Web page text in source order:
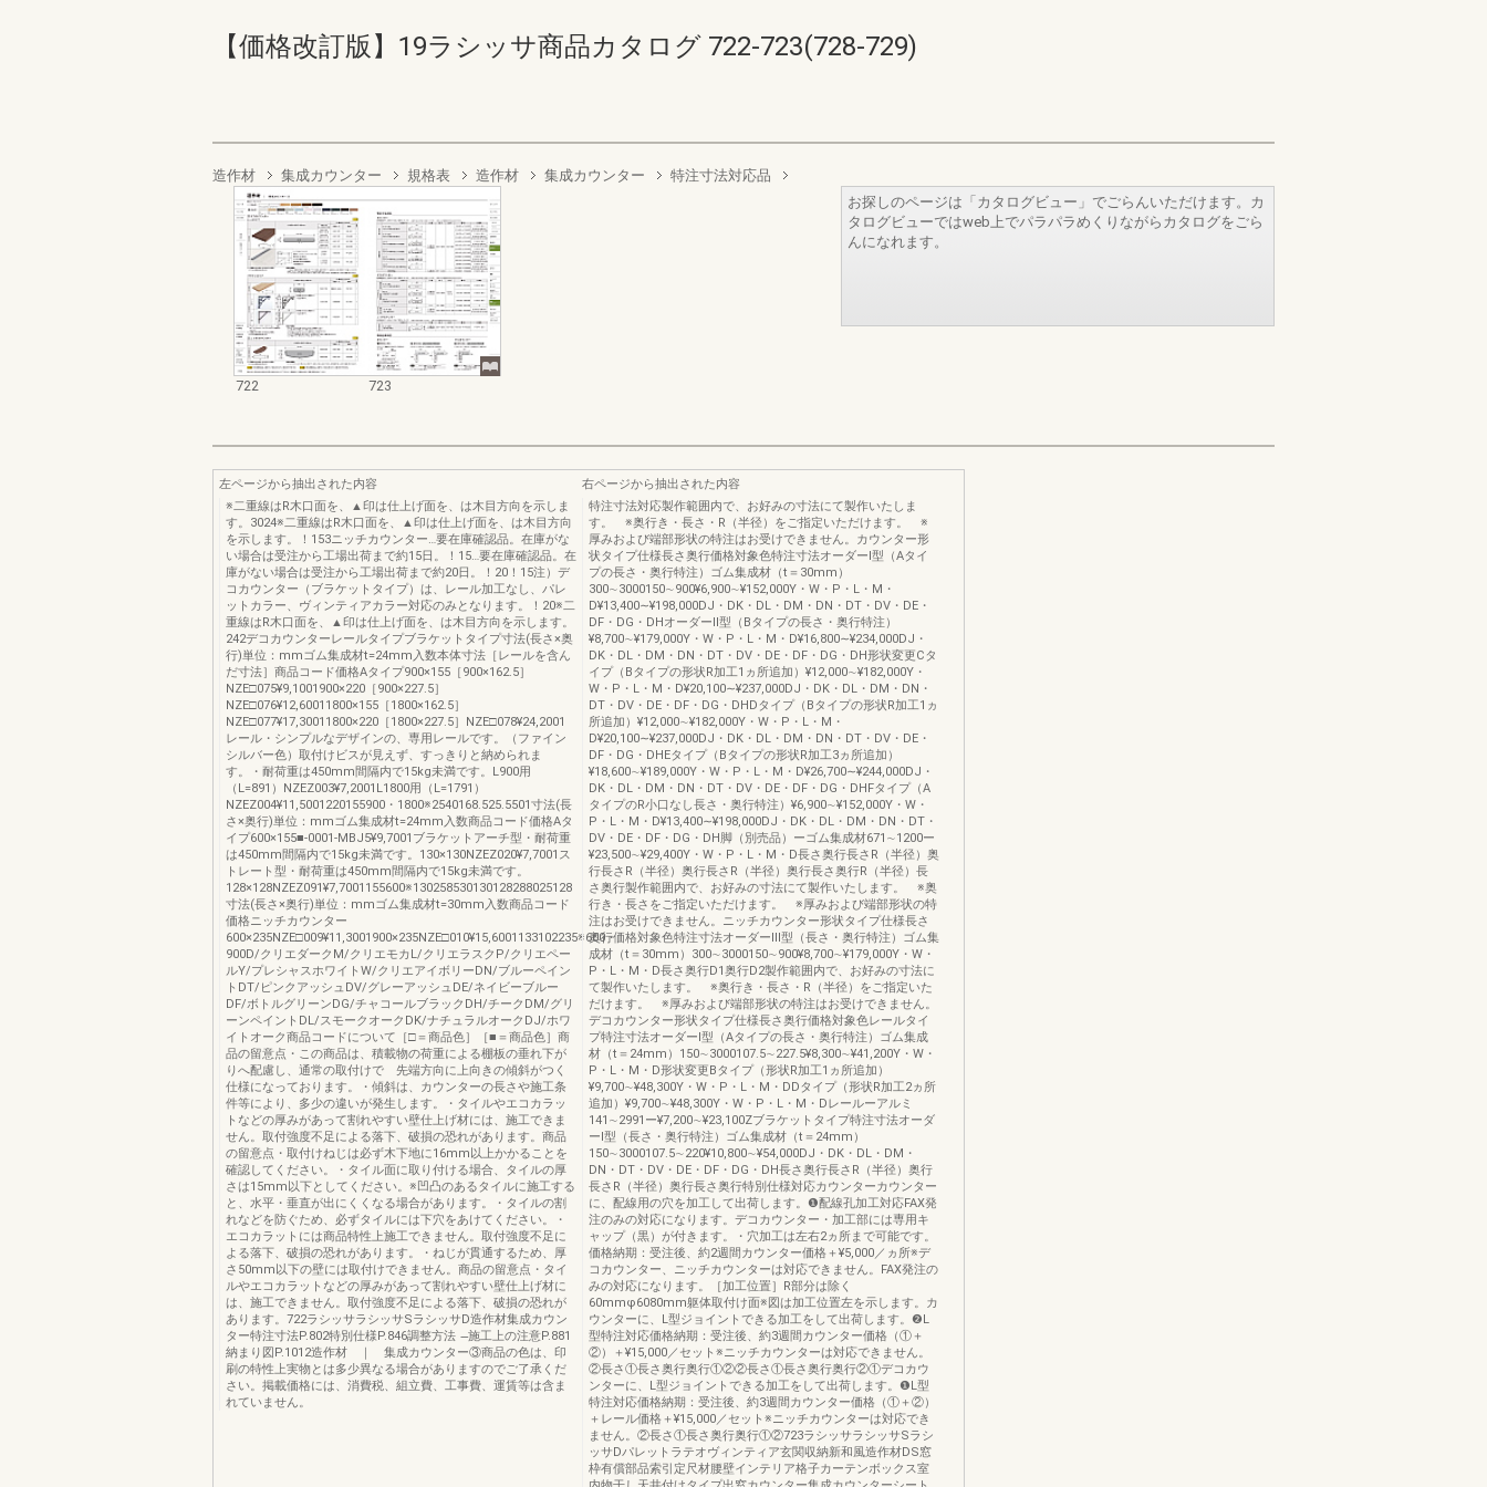
【価格改訂版】19ラシッサ商品カタログ 722-723(728-729)
造作材 集成カウンター 規格表 造作材 集成カウンター 特注寸法対応品
722 723
お探しのページは「カタログビュー」でごらんいただけます。カ
タログビューではweb上でパラパラめくりながらカタログをごら
んになれます。
左ページから抽出された内容
※二重線はR木口面を、▲印は仕上げ面を、は木目方向を示しま
す。3024※二重線はR木口面を、▲印は仕上げ面を、は木目方向
を示します。！153ニッチカウンター…要在庫確認品。在庫がな
い場合は受注から工場出荷まで約15日。！15…要在庫確認品。在
庫がない場合は受注から工場出荷まで約20日。！20！15注）デ
コカウンター（ブラケットタイプ）は、レール加工なし、パレ
ットカラー、ヴィンティアカラー対応のみとなります。！20※二
重線はR木口面を、▲印は仕上げ面を、は木目方向を示します。
242デコカウンターレールタイプブラケットタイプ寸法(長さ×奥
行)単位：mmゴム集成材t=24mm入数本体寸法［レールを含ん
だ寸法］商品コード価格Aタイプ900×155［900×162.5］
NZE□075¥9,1001900×220［900×227.5］
NZE□076¥12,60011800×155［1800×162.5］
NZE□077¥17,30011800×220［1800×227.5］NZE□078¥24,2001
レール・シンプルなデザインの、専用レールです。（ファイン
シルバー色）取付けビスが見えず、すっきりと納められま
す。・耐荷重は450mm間隔内で15kg未満です。L900用
（L=891）NZEZ003¥7,2001L1800用（L=1791）
NZEZ004¥11,5001220155900・1800※2540168.525.5501寸法(長
さ×奥行)単位：mmゴム集成材t=24mm入数商品コード価格Aタ
イプ600×155■-0001-MBJ5¥9,7001ブラケットアーチ型・耐荷重
は450mm間隔内で15kg未満です。130×130NZEZ020¥7,7001ス
トレート型・耐荷重は450mm間隔内で15kg未満です。
128×128NZEZ091¥7,7001155600※130258530130128288025128
寸法(長さ×奥行)単位：mmゴム集成材t=30mm入数商品コード
価格ニッチカウンター
600×235NZE□009¥11,3001900×235NZE□010¥15,6001133102235※600・
900D/クリエダークM/クリエモカL/クリエラスクP/クリエペー
ルY/プレシャスホワイトW/クリエアイボリーDN/ブルーペイン
トDT/ピンクアッシュDV/グレーアッシュDE/ネイビーブルー
DF/ボトルグリーンDG/チャコールブラックDH/チークDM/グリ
ーンペイントDL/スモークオークDK/ナチュラルオークDJ/ホワ
イトオーク商品コードについて［□＝商品色］［■＝商品色］商
品の留意点・この商品は、積載物の荷重による棚板の垂れ下が
りへ配慮し、通常の取付けで 先端方向に上向きの傾斜がつく
仕様になっております。・傾斜は、カウンターの長さや施工条
件等により、多少の違いが発生します。・タイルやエコカラッ
トなどの厚みがあって割れやすい壁仕上げ材には、施工できま
せん。取付強度不足による落下、破損の恐れがあります。商品
の留意点・取付けねじは必ず木下地に16mm以上かかることを
確認してください。・タイル面に取り付ける場合、タイルの厚
さは15mm以下としてください。※凹凸のあるタイルに施工する
と、水平・垂直が出にくくなる場合があります。・タイルの割
れなどを防ぐため、必ずタイルには下穴をあけてください。・
エコカラットには商品特性上施工できません。取付強度不足に
よる落下、破損の恐れがあります。・ねじが貫通するため、厚
さ50mm以下の壁には取付けできません。商品の留意点・タイ
ルやエコカラットなどの厚みがあって割れやすい壁仕上げ材に
は、施工できません。取付強度不足による落下、破損の恐れが
あります。722ラシッサラシッサSラシッサD造作材集成カウン
ター特注寸法P.802特別仕様P.846調整方法 ̶施工上の注意P.881
納まり図P.1012造作材 ｜ 集成カウンター③商品の色は、印
刷の特性上実物とは多少異なる場合がありますのでご了承くだ
さい。掲載価格には、消費税、組立費、工事費、運賃等は含ま
れていません。
右ページから抽出された内容
特注寸法対応製作範囲内で、お好みの寸法にて製作いたしま
す。 ※奥行き・長さ・R（半径）をご指定いただけます。 ※
厚みおよび端部形状の特注はお受けできません。カウンター形
状タイプ仕様長さ奥行価格対象色特注寸法オーダーⅠ型（Aタイ
プの長さ・奥行特注）ゴム集成材（t＝30mm）
300∼3000150∼900¥6,900∼¥152,000Y・W・P・L・M・
D¥13,400∼¥198,000DJ・DK・DL・DM・DN・DT・DV・DE・
DF・DG・DHオーダーⅡ型（Bタイプの長さ・奥行特注）
¥8,700∼¥179,000Y・W・P・L・M・D¥16,800∼¥234,000DJ・
DK・DL・DM・DN・DT・DV・DE・DF・DG・DH形状変更Cタ
イプ（Bタイプの形状R加工1ヵ所追加）¥12,000∼¥182,000Y・
W・P・L・M・D¥20,100∼¥237,000DJ・DK・DL・DM・DN・
DT・DV・DE・DF・DG・DHDタイプ（Bタイプの形状R加工1ヵ
所追加）¥12,000∼¥182,000Y・W・P・L・M・
D¥20,100∼¥237,000DJ・DK・DL・DM・DN・DT・DV・DE・
DF・DG・DHEタイプ（Bタイプの形状R加工3ヵ所追加）
¥18,600∼¥189,000Y・W・P・L・M・D¥26,700∼¥244,000DJ・
DK・DL・DM・DN・DT・DV・DE・DF・DG・DHFタイプ（A
タイプのR小口なし長さ・奥行特注）¥6,900∼¥152,000Y・W・
P・L・M・D¥13,400∼¥198,000DJ・DK・DL・DM・DN・DT・
DV・DE・DF・DG・DH脚（別売品）ーゴム集成材671∼1200ー
¥23,500∼¥29,400Y・W・P・L・M・D長さ奥行長さR（半径）奥
行長さR（半径）奥行長さR（半径）奥行長さ奥行R（半径）長
さ奥行製作範囲内で、お好みの寸法にて製作いたします。 ※奥
行き・長さをご指定いただけます。 ※厚みおよび端部形状の特
注はお受けできません。ニッチカウンター形状タイプ仕様長さ
奥行価格対象色特注寸法オーダーⅢ型（長さ・奥行特注）ゴム集
成材（t＝30mm）300∼3000150∼900¥8,700∼¥179,000Y・W・
P・L・M・D長さ奥行D1奥行D2製作範囲内で、お好みの寸法に
て製作いたします。 ※奥行き・長さ・R（半径）をご指定いた
だけます。 ※厚みおよび端部形状の特注はお受けできません。
デコカウンター形状タイプ仕様長さ奥行価格対象色レールタイ
プ特注寸法オーダーⅠ型（Aタイプの長さ・奥行特注）ゴム集成
材（t＝24mm）150∼3000107.5∼227.5¥8,300∼¥41,200Y・W・
P・L・M・D形状変更Bタイプ（形状R加工1ヵ所追加）
¥9,700∼¥48,300Y・W・P・L・M・DDタイプ（形状R加工2ヵ所
追加）¥9,700∼¥48,300Y・W・P・L・M・Dレールーアルミ
141∼2991ー¥7,200∼¥23,100Zブラケットタイプ特注寸法オーダ
ーⅠ型（長さ・奥行特注）ゴム集成材（t＝24mm）
150∼3000107.5∼220¥10,800∼¥54,000DJ・DK・DL・DM・
DN・DT・DV・DE・DF・DG・DH長さ奥行長さR（半径）奥行
長さR（半径）奥行長さ奥行特別仕様対応カウンターカウンター
に、配線用の穴を加工して出荷します。❶配線孔加工対応FAX発
注のみの対応になります。デコカウンター・加工部には専用キ
ャップ（黒）が付きます。・穴加工は左右2ヵ所まで可能です。
価格納期：受注後、約2週間カウンター価格＋¥5,000／ヵ所※デ
コカウンター、ニッチカウンターは対応できません。FAX発注の
みの対応になります。［加工位置］R部分は除く
60mmφ6080mm躯体取付け面※図は加工位置左を示します。カ
ウンターに、L型ジョイントできる加工をして出荷します。❷L
型特注対応価格納期：受注後、約3週間カウンター価格（①＋
②）＋¥15,000／セット※ニッチカウンターは対応できません。
②長さ①長さ奥行奥行①②②長さ①長さ奥行奥行②①デコカウ
ンターに、L型ジョイントできる加工をして出荷します。❶L型
特注対応価格納期：受注後、約3週間カウンター価格（①＋②）
＋レール価格＋¥15,000／セット※ニッチカウンターは対応でき
ません。②長さ①長さ奥行奥行①②723ラシッサラシッサSラシ
ッサDパレットラテオヴィンティア玄関収納新和風造作材DS窓
枠有償部品索引定尺材腰壁インテリア格子カーテンボックス室